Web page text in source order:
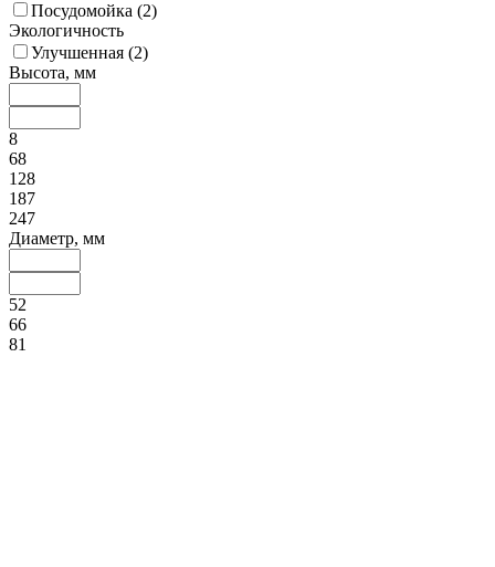
Посудомойка (2)
Экологичность
Улучшенная (2)
Высота, мм
8
68
128
187
247
Диаметр, мм
52
66
81